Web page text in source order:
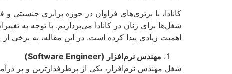
کانادا، با برتری‌های فراوان در حوزه برابری
شغل‌ها برای زنان در کانادا می‌پردازیم. با توجه به
اهمیت زیادی پیدا کرده است. در این مقاله، به برخی
مهندس نرم‌افزار (Software Engineer
)
شغل مهندس نرم‌افزار، یکی از پرطرفدارترین و پر